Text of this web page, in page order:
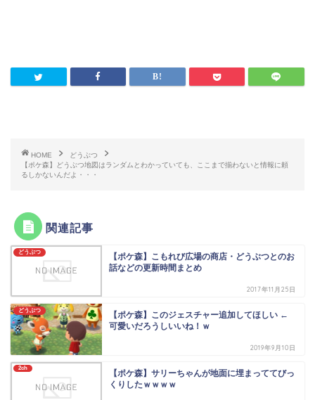
HOME
どうぶつ
【ポケ森】どうぶつ地図はランダムとわかっていても、ここまで揃わないと情報に頼
るしかないんだよ・・・
関連記事
どうぶつ
【ポケ森】こもれび広場の商店・どうぶつとのお
話などの更新時間まとめ
2017年11月25日
どうぶつ
【ポケ森】このジェスチャー追加してほしい ←
可愛いだろうしいいね！ｗ
2019年9月10日
2ch
【ポケ森】サリーちゃんが地面に埋まっててびっ
くりしたｗｗｗｗ